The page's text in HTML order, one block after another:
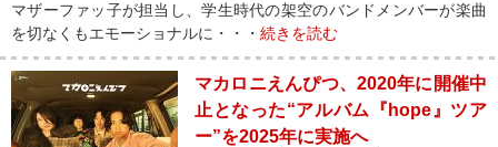
マザーファッ子が担当し、学生時代の架空のバンドメンバーが楽曲
を切なくもエモーショナルに・・・ 続きを読む
マカロニえんぴつ、2020年に開催中
止となった“アルバム『hope』ツア
ー”を2025年に実施へ